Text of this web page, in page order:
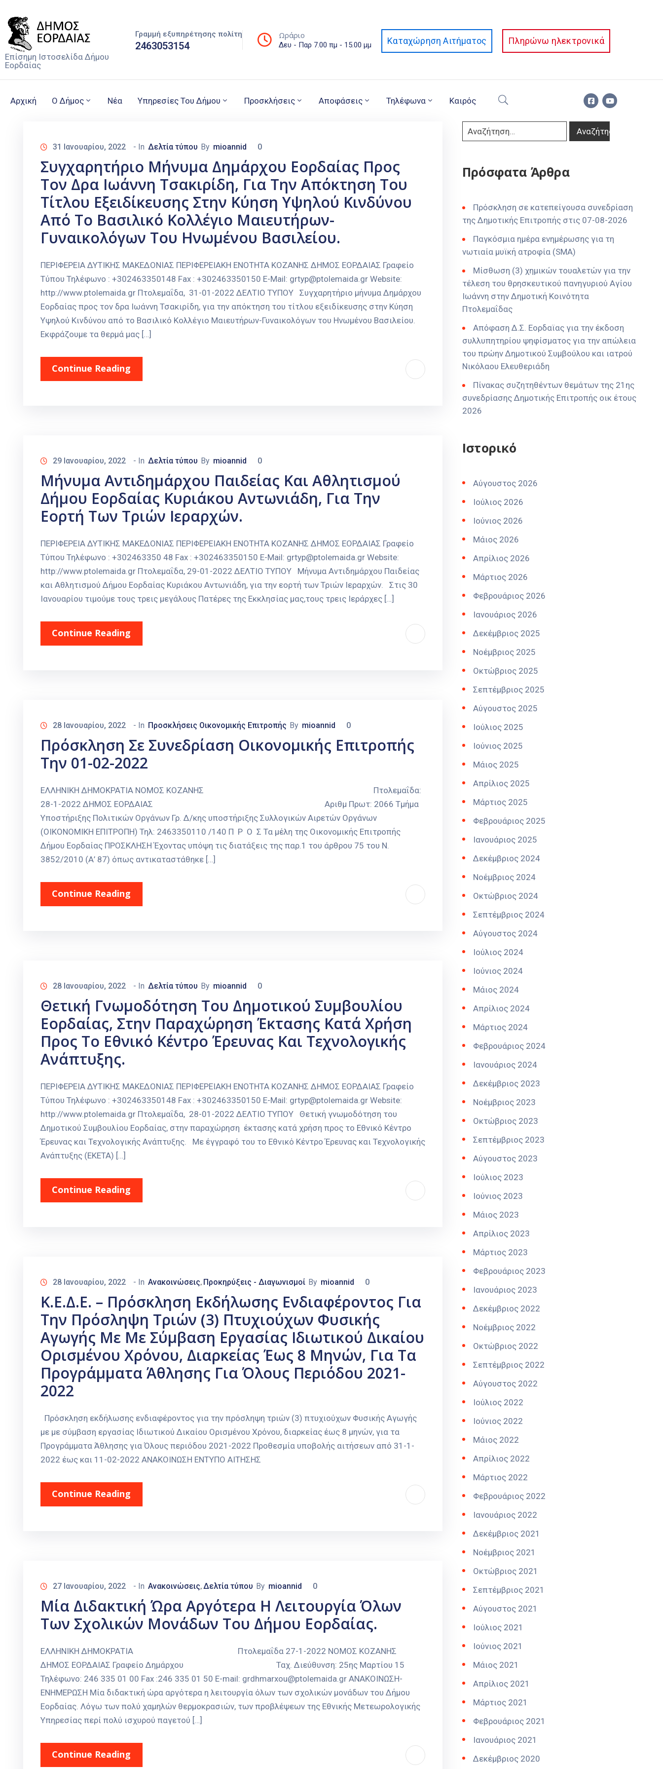
Επίσημη Ιστοσελίδα Δήμου
Εορδαίας
Γραμμή εξυπηρέτησης πολίτη
2463053154
Ωράριο
Δευ - Παρ 7.00 πμ - 15.00 μμ Καταχώρηση Αιτήματος Πληρώνω ηλεκτρονικά
Αρχική Ο Δήμος Νέα Υπηρεσίες Του Δήμου Προσκλήσεις Αποφάσεις Τηλέφωνα Καιρός
31 Ιανουαρίου, 2022 - In Δελτία τύπου By mioannid 0
Συγχαρητήριο Μήνυμα Δημάρχου Εορδαίας Προς
Τον Δρα Ιωάννη Τσακιρίδη, Για Την Απόκτηση Του
Τίτλου Εξειδίκευσης Στην Κύηση Υψηλού Κινδύνου
Από Το Βασιλικό Κολλέγιο Μαιευτήρων-
Γυναικολόγων Του Ηνωμένου Βασιλείου.
ΠΕΡΙΦΕΡΕΙΑ ΔΥΤΙΚΗΣ ΜΑΚΕΔΟΝΙΑΣ ΠΕΡΙΦΕΡΕΙΑΚΗ ΕΝΟΤΗΤΑ ΚΟΖΑΝΗΣ ΔΗΜΟΣ ΕΟΡΔΑΙΑΣ Γραφείο
Τύπου Τηλέφωνο : +302463350148 Fax : +302463350150 E-Mail: grtyp@ptolemaida.gr Website:
http://www.ptolemaida.gr Πτολεμαΐδα, 31-01-2022 ΔΕΛΤΙΟ ΤΥΠΟΥ Συγχαρητήριο μήνυμα Δημάρχου
Εορδαίας προς τον δρα Ιωάννη Τσακιρίδη, για την απόκτηση του τίτλου εξειδίκευσης στην Κύηση
Υψηλού Κινδύνου από το Βασιλικό Κολλέγιο Μαιευτήρων-Γυναικολόγων του Ηνωμένου Βασιλείου.
Εκφράζουμε τα θερμά μας […]
Continue Reading
29 Ιανουαρίου, 2022 - In Δελτία τύπου By mioannid 0
Μήνυμα Αντιδημάρχου Παιδείας Και Αθλητισμού
Δήμου Εορδαίας Κυριάκου Αντωνιάδη, Για Την
Εορτή Των Τριών Ιεραρχών.
ΠΕΡΙΦΕΡΕΙΑ ΔΥΤΙΚΗΣ ΜΑΚΕΔΟΝΙΑΣ ΠΕΡΙΦΕΡΕΙΑΚΗ ΕΝΟΤΗΤΑ ΚΟΖΑΝΗΣ ΔΗΜΟΣ ΕΟΡΔΑΙΑΣ Γραφείο
Τύπου Τηλέφωνο : +302463350 48 Fax : +302463350150 E-Mail: grtyp@ptolemaida.gr Website:
http://www.ptolemaida.gr Πτολεμαΐδα, 29-01-2022 ΔΕΛΤΙΟ ΤΥΠΟΥ Μήνυμα Αντιδημάρχου Παιδείας
και Αθλητισμού Δήμου Εορδαίας Κυριάκου Αντωνιάδη, για την εορτή των Τριών Ιεραρχών. Στις 30
Ιανουαρίου τιμούμε τους τρεις μεγάλους Πατέρες της Εκκλησίας μας,τους τρεις Ιεράρχες […]
Continue Reading
28 Ιανουαρίου, 2022 - In Προσκλήσεις Οικονομικής Επιτροπής By mioannid 0
Πρόσκληση Σε Συνεδρίαση Οικονομικής Επιτροπής
Την 01-02-2022
ΕΛΛΗΝΙΚΗ ΔΗΜΟΚΡΑΤΙΑ ΝΟΜΟΣ ΚΟΖΑΝΗΣ Πτολεμαΐδα:
28-1-2022 ΔΗΜΟΣ ΕΟΡΔΑΙΑΣ Αριθμ Πρωτ: 2066 Τμήμα
Υποστήριξης Πολιτικών Οργάνων Γρ. Δ/κης υποστήριξης Συλλογικών Αιρετών Οργάνων
(ΟΙΚΟΝΟΜΙΚΗ ΕΠΙΤΡΟΠΗ) Τηλ: 2463350110 /140 Π Ρ Ο Σ Τα μέλη της Οικονομικής Επιτροπής
Δήμου Εορδαίας ΠΡΟΣΚΛΗΣΗ Έχοντας υπόψη τις διατάξεις της παρ.1 του άρθρου 75 του Ν.
3852/2010 (Α’ 87) όπως αντικαταστάθηκε […]
Continue Reading
28 Ιανουαρίου, 2022 - In Δελτία τύπου By mioannid 0
Θετική Γνωμοδότηση Του Δημοτικού Συμβουλίου
Εορδαίας, Στην Παραχώρηση Έκτασης Κατά Χρήση
Προς Το Εθνικό Κέντρο Έρευνας Και Τεχνολογικής
Ανάπτυξης.
ΠΕΡΙΦΕΡΕΙΑ ΔΥΤΙΚΗΣ ΜΑΚΕΔΟΝΙΑΣ ΠΕΡΙΦΕΡΕΙΑΚΗ ΕΝΟΤΗΤΑ ΚΟΖΑΝΗΣ ΔΗΜΟΣ ΕΟΡΔΑΙΑΣ Γραφείο
Τύπου Τηλέφωνο : +302463350148 Fax : +302463350150 E-Mail: grtyp@ptolemaida.gr Website:
http://www.ptolemaida.gr Πτολεμαΐδα, 28-01-2022 ΔΕΛΤΙΟ ΤΥΠΟΥ Θετική γνωμοδότηση του
Δημοτικού Συμβουλίου Εορδαίας, στην παραχώρηση έκτασης κατά χρήση προς το Εθνικό Κέντρο
Έρευνας και Τεχνολογικής Ανάπτυξης. Με έγγραφό του το Εθνικό Κέντρο Έρευνας και Τεχνολογικής
Ανάπτυξης (ΕΚΕΤΑ) […]
Continue Reading
28 Ιανουαρίου, 2022 - In Ανακοινώσεις‚ Προκηρύξεις - Διαγωνισμοί By mioannid 0
Κ.Ε.Δ.Ε. – Πρόσκληση Εκδήλωσης Ενδιαφέροντος Για
Την Πρόσληψη Τριών (3) Πτυχιούχων Φυσικής
Αγωγής Με Με Σύμβαση Εργασίας Ιδιωτικού Δικαίου
Ορισμένου Χρόνου, Διαρκείας Έως 8 Μηνών, Για Τα
Προγράμματα Άθλησης Για Όλους Περιόδου 2021-
2022
Πρόσκληση εκδήλωσης ενδιαφέροντος για την πρόσληψη τριών (3) πτυχιούχων Φυσικής Αγωγής
με με σύμβαση εργασίας Ιδιωτικού Δικαίου Ορισμένου Χρόνου, διαρκείας έως 8 μηνών, για τα
Προγράμματα Άθλησης για Όλους περιόδου 2021-2022 Προθεσμία υποβολής αιτήσεων από 31-1-
2022 έως και 11-02-2022 ΑΝΑΚΟΙΝΩΣΗ ΕΝΤΥΠΟ ΑΙΤΗΣΗΣ
Continue Reading
27 Ιανουαρίου, 2022 - In Ανακοινώσεις‚Δελτία τύπου By mioannid 0
Μία Διδακτική Ώρα Αργότερα Η Λειτουργία Όλων
Των Σχολικών Μονάδων Του Δήμου Εορδαίας.
ΕΛΛΗΝΙΚΗ ΔΗΜΟΚΡΑΤΙΑ Πτολεμαΐδα 27-1-2022 ΝΟΜΟΣ ΚΟΖΑΝΗΣ
ΔΗΜΟΣ ΕΟΡΔΑΙΑΣ Γραφείο Δημάρχου Ταχ. Διεύθυνση: 25ης Μαρτίου 15
Τηλέφωνο: 246 335 01 00 Fax :246 335 01 50 E-mail: grdhmarxou@ptolemaida.gr ΑΝΑΚΟΙΝΩΣΗ-
ΕΝΗΜΕΡΩΣΗ Μία διδακτική ώρα αργότερα η λειτουργία όλων των σχολικών μονάδων του Δήμου
Εορδαίας. Λόγω των πολύ χαμηλών θερμοκρασιών, των προβλέψεων της Εθνικής Μετεωρολογικής
Υπηρεσίας περί πολύ ισχυρού παγετού […]
Continue Reading
Πρόσφατα Άρθρα
Πρόσκληση σε κατεπείγουσα συνεδρίαση
της Δημοτικής Επιτροπής στις 07-08-2026
Παγκόσμια ημέρα ενημέρωσης για τη
νωτιαία μυϊκή ατροφία (SMA)
Μίσθωση (3) χημικών τουαλετών για την
τέλεση του θρησκευτικού πανηγυριού Αγίου
Ιωάννη στην Δημοτική Κοινότητα
Πτολεμαΐδας
Απόφαση Δ.Σ. Εορδαϊας για την έκδοση
συλλυπητηρίου ψηφίσματος για την απώλεια
του πρώην Δημοτικού Συμβούλου και ιατρού
Νικόλαου Ελευθεριάδη
Πίνακας συζητηθέντων θεμάτων της 21ης
συνεδρίασης Δημοτικής Επιτροπής οικ έτους
2026
Ιστορικό
Αύγουστος 2026
Ιούλιος 2026
Ιούνιος 2026
Μάιος 2026
Απρίλιος 2026
Μάρτιος 2026
Φεβρουάριος 2026
Ιανουάριος 2026
Δεκέμβριος 2025
Νοέμβριος 2025
Οκτώβριος 2025
Σεπτέμβριος 2025
Αύγουστος 2025
Ιούλιος 2025
Ιούνιος 2025
Μάιος 2025
Απρίλιος 2025
Μάρτιος 2025
Φεβρουάριος 2025
Ιανουάριος 2025
Δεκέμβριος 2024
Νοέμβριος 2024
Οκτώβριος 2024
Σεπτέμβριος 2024
Αύγουστος 2024
Ιούλιος 2024
Ιούνιος 2024
Μάιος 2024
Απρίλιος 2024
Μάρτιος 2024
Φεβρουάριος 2024
Ιανουάριος 2024
Δεκέμβριος 2023
Νοέμβριος 2023
Οκτώβριος 2023
Σεπτέμβριος 2023
Αύγουστος 2023
Ιούλιος 2023
Ιούνιος 2023
Μάιος 2023
Απρίλιος 2023
Μάρτιος 2023
Φεβρουάριος 2023
Ιανουάριος 2023
Δεκέμβριος 2022
Νοέμβριος 2022
Οκτώβριος 2022
Σεπτέμβριος 2022
Αύγουστος 2022
Ιούλιος 2022
Ιούνιος 2022
Μάιος 2022
Απρίλιος 2022
Μάρτιος 2022
Φεβρουάριος 2022
Ιανουάριος 2022
Δεκέμβριος 2021
Νοέμβριος 2021
Οκτώβριος 2021
Σεπτέμβριος 2021
Αύγουστος 2021
Ιούλιος 2021
Ιούνιος 2021
Μάιος 2021
Απρίλιος 2021
Μάρτιος 2021
Φεβρουάριος 2021
Ιανουάριος 2021
Δεκέμβριος 2020